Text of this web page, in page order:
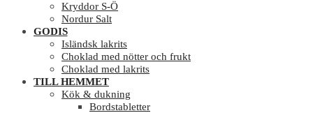
Kryddor S-Ö
Nordur Salt
GODIS
Isländsk lakrits
Choklad med nötter och frukt
Choklad med lakrits
TILL HEMMET
Kök & dukning
Bordstabletter